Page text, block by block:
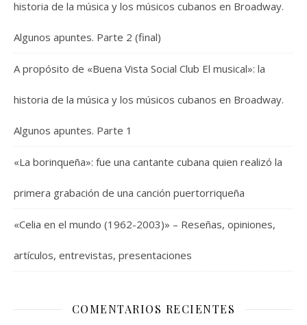
historia de la música y los músicos cubanos en Broadway.
Algunos apuntes. Parte 2 (final)
A propósito de «Buena Vista Social Club El musical»: la
historia de la música y los músicos cubanos en Broadway.
Algunos apuntes. Parte 1
«La borinqueña»: fue una cantante cubana quien realizó la
primera grabación de una canción puertorriqueña
«Celia en el mundo (1962-2003)» – Reseñas, opiniones,
artículos, entrevistas, presentaciones
COMENTARIOS RECIENTES